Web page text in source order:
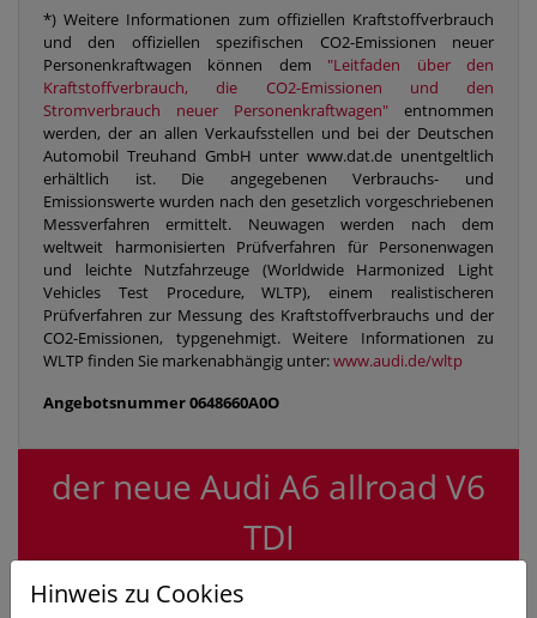
*) Weitere Informationen zum offiziellen Kraftstoffverbrauch
und den offiziellen spezifischen CO2-Emissionen neuer
Personenkraftwagen können dem "Leitfaden über den
Kraftstoffverbrauch, die CO2-Emissionen und den
Stromverbrauch neuer Personenkraftwagen" entnommen
werden, der an allen Verkaufsstellen und bei der Deutschen
Automobil Treuhand GmbH unter www.dat.de unentgeltlich
erhältlich ist. Die angegebenen Verbrauchs- und
Emissionswerte wurden nach den gesetzlich vorgeschriebenen
Messverfahren ermittelt. Neuwagen werden nach dem
weltweit harmonisierten Prüfverfahren für Personenwagen
und leichte Nutzfahrzeuge (Worldwide Harmonized Light
Vehicles Test Procedure, WLTP), einem realistischeren
Prüfverfahren zur Messung des Kraftstoffverbrauchs und der
CO2-Emissionen, typgenehmigt. Weitere Informationen zu
WLTP finden Sie markenabhängig unter:www.audi.de/wltp
Angebotsnummer0648660A0O
der neue Audi A6 allroad V6
TDI
Aktionsleasing für
Hinweis zu Cookies